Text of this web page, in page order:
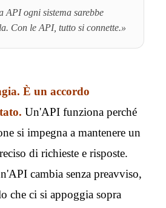
API ogni sistema sarebbe
Con le API, tutto si connette.»
È un accordo
Un'API funziona perché
si impegna a mantenere un
di richieste e risposte.
cambia senza preavviso,
che ci si appoggia sopra